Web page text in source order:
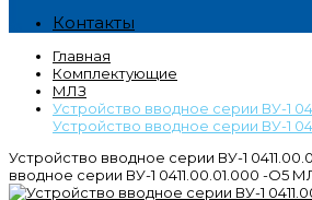
Контакты
Главная
Комплектующие
МЛЗ
Устройство вводное серии ВУ-1
Устройство вводное серии ВУ-1
Устройство вводное серии ВУ-1
вводное серии ВУ-1 0411.00.01.000 -О5